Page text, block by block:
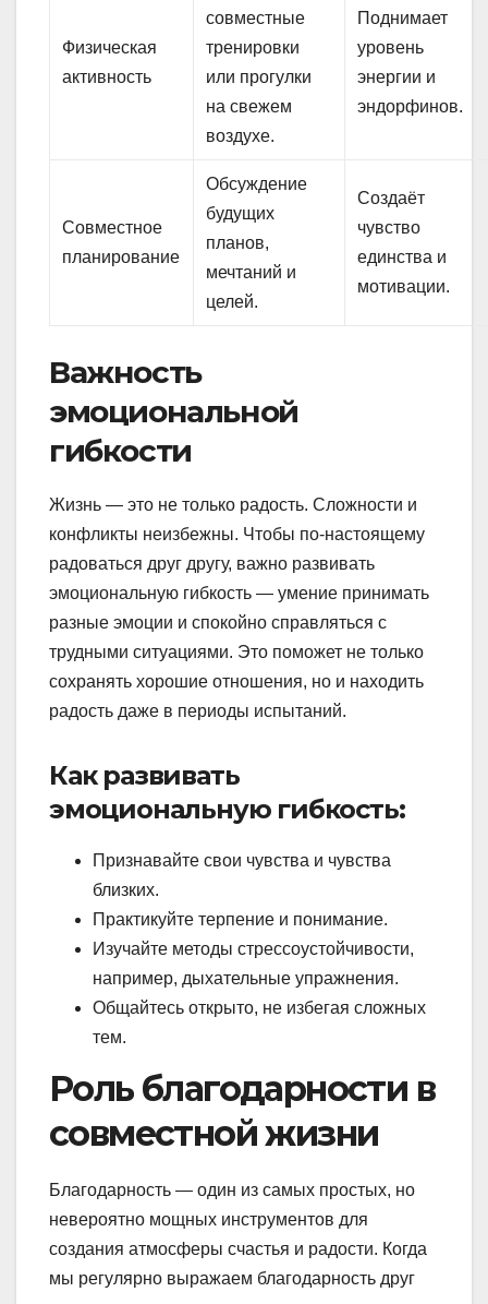
Физическая
активность
совместные
тренировки
или прогулки
на свежем
воздухе.
Поднимает
уровень
энергии и
эндорфинов.
Совместное
планирование
Обсуждение
будущих
планов,
мечтаний и
целей.
Создаёт
чувство
единства и
мотивации.
Важность
эмоциональной
гибкости
Жизнь — это не только радость. Сложности и
конфликты неизбежны. Чтобы по-настоящему
радоваться друг другу, важно развивать
эмоциональную гибкость — умение принимать
разные эмоции и спокойно справляться с
трудными ситуациями. Это поможет не только
сохранять хорошие отношения, но и находить
радость даже в периоды испытаний.
Как развивать
эмоциональную гибкость:
Признавайте свои чувства и чувства
близких.
Практикуйте терпение и понимание.
Изучайте методы стрессоустойчивости,
например, дыхательные упражнения.
Общайтесь открыто, не избегая сложных
тем.
Роль благодарности в
совместной жизни
Благодарность — один из самых простых, но
невероятно мощных инструментов для
создания атмосферы счастья и радости. Когда
мы регулярно выражаем благодарность друг